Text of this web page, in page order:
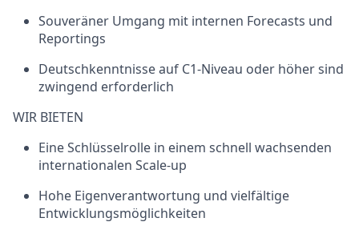
Souveräner Umgang mit internen Forecasts und
Reportings
Deutschkenntnisse auf C1-Niveau oder höher sind
zwingend erforderlich
WIR BIETEN
Eine Schlüsselrolle in einem schnell wachsenden
internationalen Scale-up
Hohe Eigenverantwortung und vielfältige
Entwicklungsmöglichkeiten